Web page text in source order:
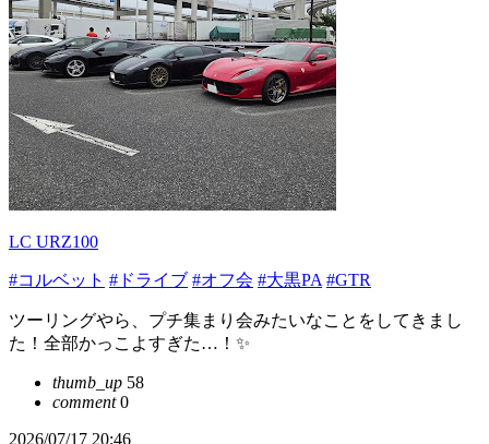
LC URZ100
#コルベット #ドライブ #オフ会 #大黒PA #GTR
ツーリングやら、プチ集まり会みたいなことをしてきまし
た！全部かっこよすぎた…！✨
thumb_up 58
comment0
2026/07/17 20:46